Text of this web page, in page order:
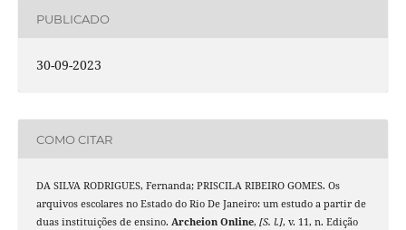
PUBLICADO
30-09-2023
COMO CITAR
DA SILVA RODRIGUES, Fernanda; PRISCILA RIBEIRO GOMES. Os
arquivos escolares no Estado do Rio De Janeiro: um estudo a partir de
duas instituições de ensino. Archeion Online, [S. l.], v. 11, n. Edição